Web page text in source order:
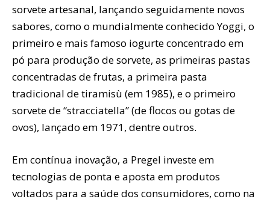
sorvete artesanal, lançando seguidamente novos
sabores, como o mundialmente conhecido Yoggi, o
primeiro e mais famoso iogurte concentrado em
pó para produção de sorvete, as primeiras pastas
concentradas de frutas, a primeira pasta
tradicional de tiramisù (em 1985), e o primeiro
sorvete de “stracciatella” (de flocos ou gotas de
ovos), lançado em 1971, dentre outros.
Em contínua inovação, a Pregel investe em
tecnologias de ponta e aposta em produtos
voltados para a saúde dos consumidores, como na